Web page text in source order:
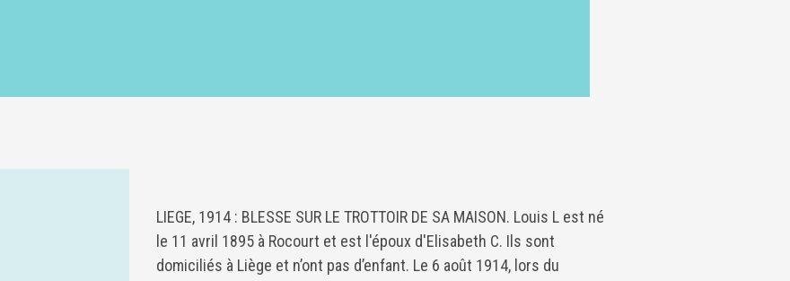
LIEGE, 1914 : BLESSE SUR LE TROTTOIR DE SA MAISON. Louis L est né
le 11 avril 1895 à Rocourt et est l'époux d'Elisabeth C. Ils sont
domiciliés à Liège et n’ont pas d’enfant. Le 6 août 1914, lors du